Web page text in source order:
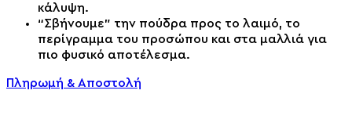
κάλυψη.
“Σβήνουμε” την πούδρα προς το λαιμό, το
περίγραμμα του προσώπου και στα μαλλιά για
πιο φυσικό αποτέλεσμα.
Πληρωμή & Αποστολή